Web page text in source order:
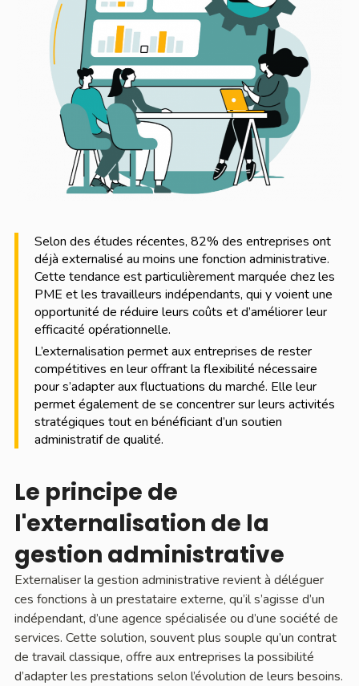
Selon des études récentes, 82% des entreprises ont
déjà externalisé au moins une fonction administrative.
Cette tendance est particulièrement marquée chez les
PME et les travailleurs indépendants, qui y voient une
opportunité de réduire leurs coûts et d’améliorer leur
efficacité opérationnelle.
L’externalisation permet aux entreprises de rester
compétitives en leur offrant la flexibilité nécessaire
pour s’adapter aux fluctuations du marché. Elle leur
permet également de se concentrer sur leurs activités
stratégiques tout en bénéficiant d’un soutien
administratif de qualité.
Le principe de
l'externalisation de la
gestion administrative
Externaliser la gestion administrative revient à déléguer
ces fonctions à un prestataire externe, qu’il s’agisse d’un
indépendant, d’une agence spécialisée ou d’une société de
services. Cette solution, souvent plus souple qu’un contrat
de travail classique, offre aux entreprises la possibilité
d’adapter les prestations selon l’évolution de leurs besoins.